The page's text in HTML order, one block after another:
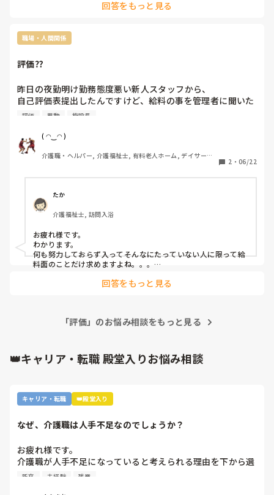
われる状態かどうかが大切だと感じています。
その上で、姿勢や移動能力、手足、身体の使い方、コミュニケ
ら、その子らしさを知ることから始めるようにしています。
回答をもっと見る
職場・人間関係
評価⁇
昨日の夜勤明け勤務態度悪い新人スタッフから、
自己評価表提出したんですけど、給料の事を管理者に聞いた
ら私は分からないって言われたんです。
長だと思うし給料の事を管理者はほぼ知らないと思う。手取
りを増やしたなら実績作って社長の目に止まるくらいの事を
しないと増えない。
言いたかったけどなぁo(｀ω´ )o
仮に管理者として評価するなら1番低いし、どっか別の部署
に異動を手配するかもね。
給料上がったらその分税金取られる事を知らないのだろう
評価 異動 施設長
( ◠‿◠ )
介護職・ヘルパー, 介護福祉士, 有料老人ホーム, デイサービ
2 ・ 06/22
たか
介護福祉士, 訪問入浴
お疲れ様です。
わかります。
何も努力しておらず入ってそんなにたっていない人に限って給
料面のことだけ求めますよね。。。
回答をもっと見る
「評価」のお悩み相談をもっと見る
👑キャリア・転職 殿堂入りお悩み相談
キャリア・転職 👑殿堂入り
なぜ、介護職は人手不足なのでしょうか？
お疲れ様です。
介護職が人手不足になっていると考えられる理由を下から選
んで下さい
新卒 未経験 残業